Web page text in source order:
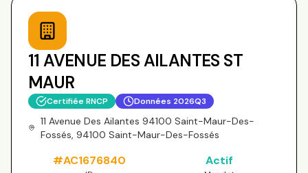
11 AVENUE DES AILANTES ST
MAUR
Certifiée RNCP Données 2026Q3
11 Avenue Des Ailantes 94100 Saint-Maur-Des-
Fossés, 94100 Saint-Maur-Des-Fossés
#AC1676840 Actif